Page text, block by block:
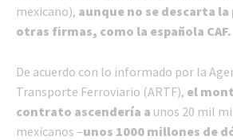
mexicano), aunque no se descarta
otras firmas, como la española CAF.
De acuerdo con lo informado por la
Transporte Ferroviario (ARTF), el
contrato ascendería a unos 20 mil
mexicanos –unos 1000 millones de